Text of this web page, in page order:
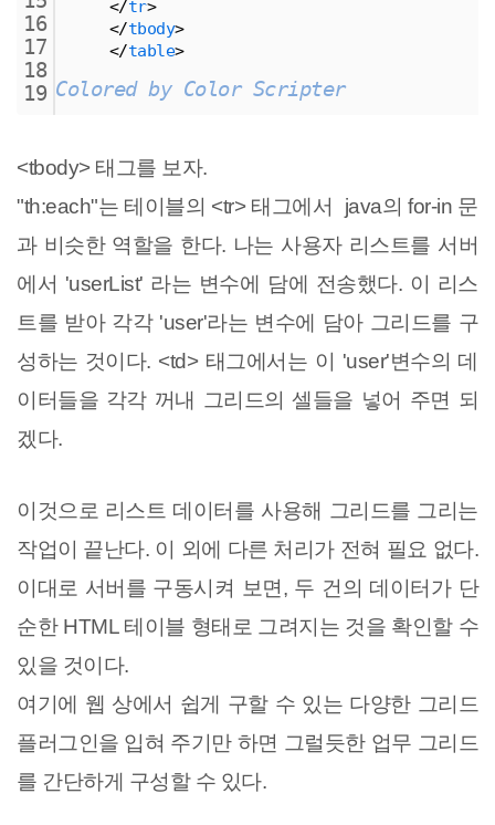
16
17
18
19
</tr>
</tbody>
</table>
Colored by Color Scripter
<tbody> 태그를 보자.
"th:each"는 테이블의 <tr> 태그에서 java의 for-in 문
과 비슷한 역할을 한다. 나는 사용자 리스트를 서버
에서 'userList' 라는 변수에 담에 전송했다. 이 리스
트를 받아 각각 'user'라는 변수에 담아 그리드를 구
성하는 것이다. <td> 태그에서는 이 'user'변수의 데
이터들을 각각 꺼내 그리드의 셀들을 넣어 주면 되
겠다.
이것으로 리스트 데이터를 사용해 그리드를 그리는
작업이 끝난다. 이 외에 다른 처리가 전혀 필요 없다.
이대로 서버를 구동시켜 보면, 두 건의 데이터가 단
순한 HTML 테이블 형태로 그려지는 것을 확인할 수
있을 것이다.
여기에 웹 상에서 쉽게 구할 수 있는 다양한 그리드
플러그인을 입혀 주기만 하면 그럴듯한 업무 그리드
를 간단하게 구성할 수 있다.